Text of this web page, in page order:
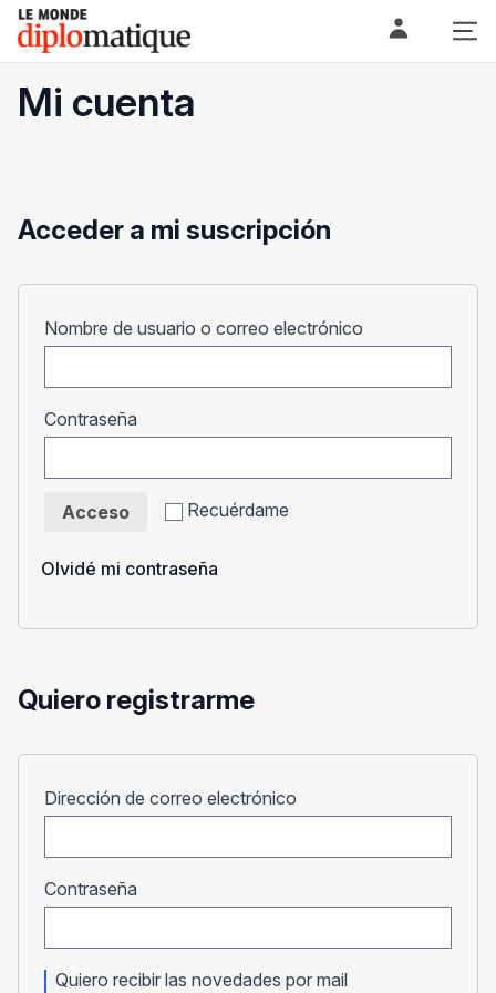
Skip
content
Le monde diplomatique
Mi cuenta
Acceder a mi suscripción
Nombre de usuario o correo electrónico
Contraseña
Recuérdame
Acceso
Olvidé mi contraseña
Quiero registrarme
Dirección de correo electrónico
Contraseña
Quiero recibir las novedades por mail